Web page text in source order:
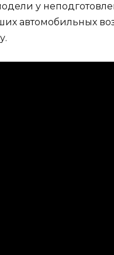
у
автомобильных